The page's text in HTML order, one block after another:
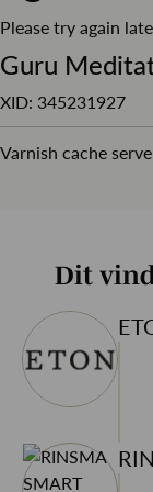
overhemd een
formele uiterlijk
Combineer dit
of Gran Sasso
CC en maak het
pochet.
Dit
Please try again
Guru
XID: 345231927
Varnish cache